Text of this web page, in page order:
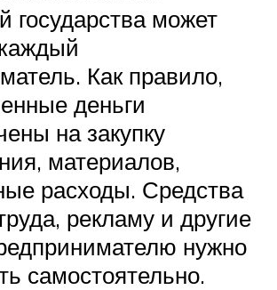
государства может
Как правило,
деньги
на закупку
материалов,
расходы. Средства
рекламу и другие
нужно
самостоятельно.